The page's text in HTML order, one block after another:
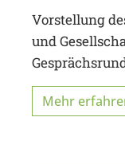
Vorstellung
und
Mehr